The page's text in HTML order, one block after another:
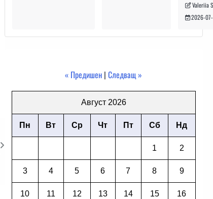
Valeriia
2026-
« Предишен |Следващ »
Август 2026
Пн Вт Ср Чт Пт Сб Нд
1 2
3 4 5 6 7 8 9
10 11 12 13 14 15 16